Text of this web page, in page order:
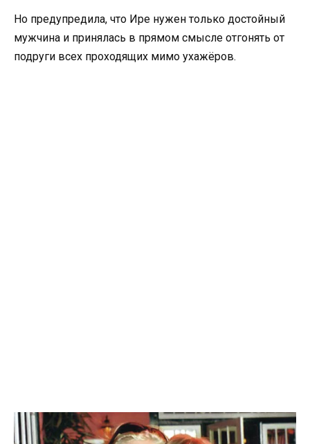
Но предупредила, что Ире нужен только достойный
мужчина и принялась в прямом смысле отгонять от
подруги всех проходящих мимо ухажёров.